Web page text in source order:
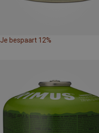
Je bespaart 12%